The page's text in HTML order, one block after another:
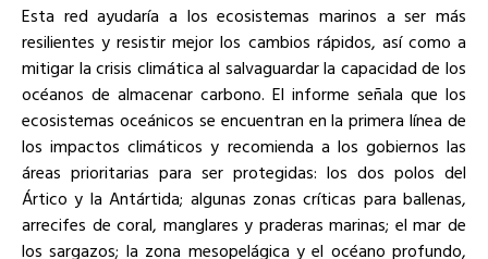
Esta red ayudaría a los ecosistemas marinos a ser más
resilientes y resistir mejor los cambios rápidos, así como a
mitigar la crisis climática al salvaguardar la capacidad de los
océanos de almacenar carbono. El informe señala que los
ecosistemas oceánicos se encuentran en la primera línea de
los impactos climáticos y recomienda a los gobiernos las
áreas prioritarias para ser protegidas: los dos polos del
Ártico y la Antártida; algunas zonas críticas para ballenas,
arrecifes de coral, manglares y praderas marinas; el mar de
los sargazos; la zona mesopelágica y el océano profundo,